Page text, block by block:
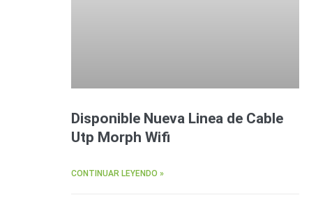
Disponible Nueva Linea de Cable
Utp Morph Wifi
CONTINUAR LEYENDO »